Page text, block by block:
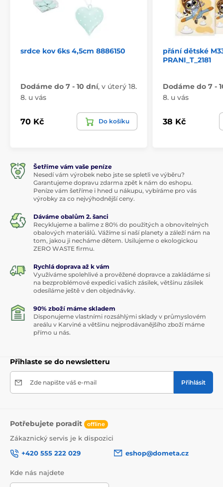
srdce kov 6ks 4,5cm 8886150
Dodáme do 7 - 10 dní, v úterý 18.
8. u vás
70 Kč Do košíku
přání dětské
PRANI_T_2181
Dodáme do 7 -
8. u vás
38 Kč
Šetříme vám vaše peníze
Nesedí vám výrobek nebo jste se spletli ve výběru?
Garantujeme dopravu zdarma zpět k nám do eshopu.
Peníze vám šetříme i hned u nákupu, vybíráme pro vás
výrobky za co nejvýhodnější ceny.
Dáváme obalům 2. šanci
Recyklujeme a balíme z 80% do použitých a obnovitelných
obalových materiálů. Vážíme si naší planety a záleží nám na
tom, jakou ji necháme dětem. Usilujeme o ekologickou
ZERO WASTE firmu.
Rychlá doprava až k vám
Využíváme spolehlivé a prověžené dopravce a zakládáme si
na bezproblémové expedici vašich zásilek, většinu zásilek
odesíláme ještě v den objednávky.
90% zboží máme skladem
Disponujeme vlastními rozsáhlými sklady v průmyslovém
areálu v Karviné a většinu nejprodávanějšího zboží máme
přímo u nás.
Přihlaste se do newsletteru
Zde napište váš e-mail Přihlásit
Potřebujete poradit offline
Zákaznický servis je k dispozici
+420 555 222 029
eshop@dometa.cz
Kde nás najdete